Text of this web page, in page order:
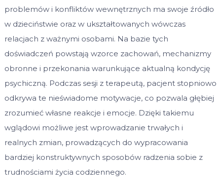
problemów i konfliktów wewnętrznych ma swoje źródło
w dzieciństwie oraz w ukształtowanych wówczas
relacjach z ważnymi osobami. Na bazie tych
doświadczeń powstają wzorce zachowań, mechanizmy
obronne i przekonania warunkujące aktualną kondycję
psychiczną. Podczas sesji z terapeutą, pacjent stopniowo
odkrywa te nieświadome motywacje, co pozwala głębiej
zrozumieć własne reakcje i emocje. Dzięki takiemu
wglądowi możliwe jest wprowadzanie trwałych i
realnych zmian, prowadzących do wypracowania
bardziej konstruktywnych sposobów radzenia sobie z
trudnościami życia codziennego.